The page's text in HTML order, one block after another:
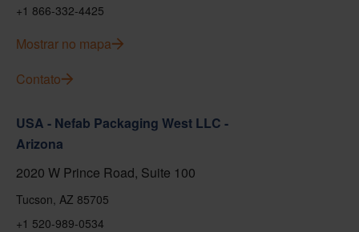
+1 866-332-4425
Mostrar no mapa
Contato
USA - Nefab Packaging West LLC -
Arizona
2020 W Prince Road, Suite 100
Tucson, AZ 85705
+1 520-989-0534